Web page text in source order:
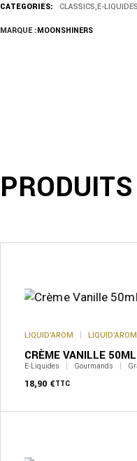
CATEGORIES: CLASSICS,E-LIQUIDES
MARQUE :MOONSHINERS
LIQUID’AROM
CRÈME VANILLE
E-Liquides Gourmands
18,90 €TTC